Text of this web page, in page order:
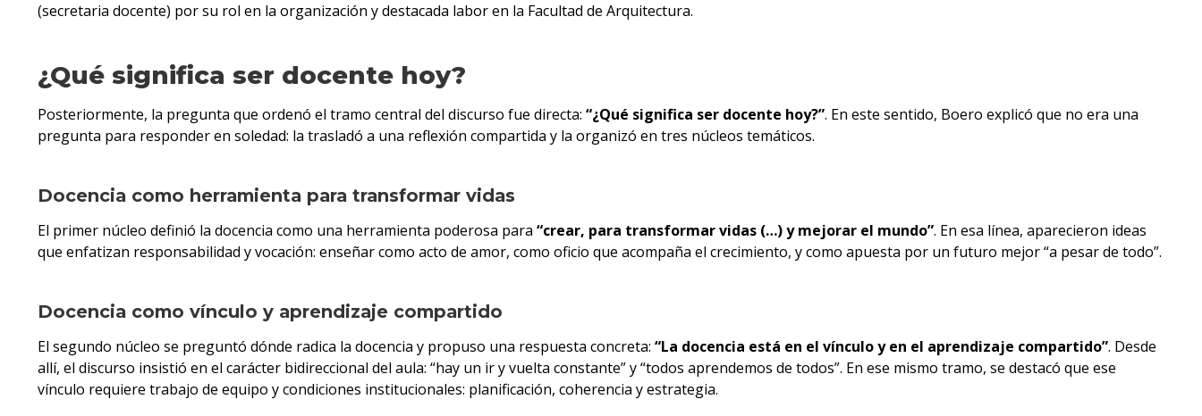
(secretaria docente) por su rol en la organización y destacada labor en la Facultad de Arquitectura.
¿Qué significa ser docente hoy?
Posteriormente, la pregunta que ordenó el tramo central del discurso fue directa: “¿Qué significa ser docente hoy?”. En este sentido, Boero explicó que no era una
pregunta para responder en soledad: la trasladó a una reflexión compartida y la organizó en tres núcleos temáticos.
Docencia como herramienta para transformar vidas
El primer núcleo definió la docencia como una herramienta poderosa para “crear, para transformar vidas (…) y mejorar el mundo”. En esa línea, aparecieron ideas
que enfatizan responsabilidad y vocación: enseñar como acto de amor, como oficio que acompaña el crecimiento, y como apuesta por un futuro mejor “a pesar de todo”.
Docencia como vínculo y aprendizaje compartido
El segundo núcleo se preguntó dónde radica la docencia y propuso una respuesta concreta: “La docencia está en el vínculo y en el aprendizaje compartido”. Desde
allí, el discurso insistió en el carácter bidireccional del aula: “hay un ir y vuelta constante” y “todos aprendemos de todos”. En ese mismo tramo, se destacó que ese
vínculo requiere trabajo de equipo y condiciones institucionales: planificación, coherencia y estrategia.